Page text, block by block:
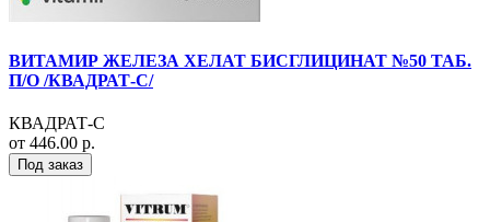
ВИТАМИР ЖЕЛЕЗА ХЕЛАТ БИСГЛИЦИНАТ №50 ТАБ.
П/О /КВАДРАТ-С/
КВАДРАТ-С
от 446.00 р.
Под заказ